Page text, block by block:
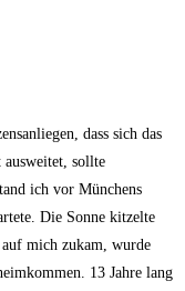
dass sich das
sollte
ich vor Münchens
Die Sonne kitzelte
mich zukam, wurde
13 Jahre lang